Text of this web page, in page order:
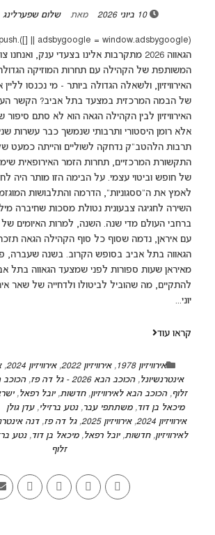
10 ביוני 2026 מאת שלום שפערלינג
הגאווה 2026 מתקרבות אלינו בצעדי ענק,
המשותפת של הקהילה עם תחרות המוזיקה
האירוויזיון, ולשאלה הגדולה ביותר - מי נכנסו לליין
של הבמה המרכזית במצעד בתל אביב? הקשר
האירוויזיון לבין הקהילה הגאה הוא לא סתם סיפור
אלא רומן היסטורי ותרבותי שנמשך כבר עשרות
תרבות הלהטב"ק נדחקה לשוליים והייתה כמעט
התקשורת המרכזיים, תחרות הזמר האירופאית
של חופש וביטוי עצמי. על הבימה הזו מותר היה
לאמץ את ה"ססגוניות", הדרמה והתלבושות
השירה לחגיגה צבעונית נטולת מסכות שחיברה
ברחבי העולם מדי שנה. השנה, למרות האיומים
עם איראן, נדמה שסוף כל סוף הקהילה הגאה תזכה
הגאווה בתל אביב בסופש הקרוב. בשנה שעברה,
מאיראן שעות ספורות לפני שמצעד הגאווה בתל
להתקיים, מה שהוביל לביטולו ולדחייה של שאר
יוני...
קראו עוד
אירוויזיון 1978 ,אירוויזיון 2022 ,אירוויזיון 2024 ,
אינטרנשיונל,הכוכב הבא 2026 - גל דה פז ,
זלוף,הכוכב הבא לאירוויזיון,חדשות,יובל רפאל,
מיכאל בן דוד,משתתפי עבר,נטע ברזילי,עדן גולן
אירוויזיון 2024
,אירוויזיון 2025 ,גל דה פז,דנה
לאירוויזיון,חדשות,יובל רפאל,מיכאל בן דוד,נטע
זלוף